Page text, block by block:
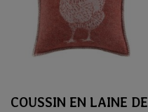
COUSSIN EN LAINE DE